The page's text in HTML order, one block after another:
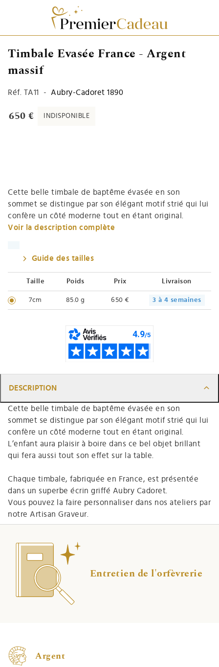
Timbale Evasée France - Argent
massif
Réf. TA11 - Aubry-Cadoret 1890
650 € INDISPONIBLE
Cette belle timbale de baptême évasée en son
sommet se distingue par son élégant motif strié qui lui
confère un côté moderne tout en étant original.
Voir la description complète
Guide des tailles
Taille Poids Prix Livraison
7cm 85.0 g 650 € 3 à 4 semaines
DESCRIPTION
Cette belle timbale de baptême évasée en son
sommet se distingue par son élégant motif strié qui lui
confère un côté moderne tout en étant original.
L’enfant aura plaisir à boire dans ce bel objet brillant
qui fera aussi tout son effet sur la table.
Chaque timbale, fabriquée en France, est présentée
dans un superbe écrin griffé Aubry Cadoret.
Vous pouvez la faire personnaliser dans nos ateliers par
notre Artisan Graveur.
Entretien de l'orfèvrerie
Argent